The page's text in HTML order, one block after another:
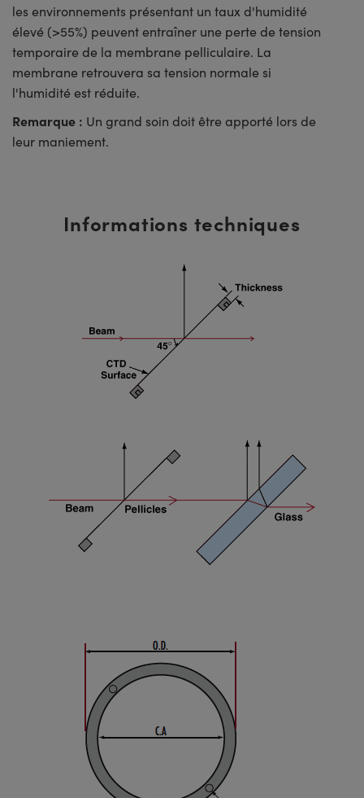
les environnements présentant un taux d'humidité
élevé (>55%) peuvent entraîner une perte de tension
temporaire de la membrane pelliculaire. La
membrane retrouvera sa tension normale si
l'humidité est réduite.
Remarque : Un grand soin doit être apporté lors de
leur maniement.
Informations techniques